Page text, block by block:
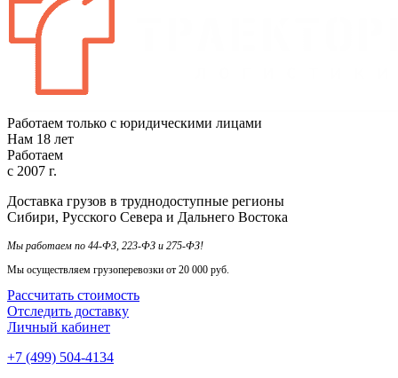
Работаем только с юридическими лицами
Нам 18 лет
Работаем
с 2007 г.
Доставка грузов в труднодоступные регионы
Сибири, Русского Севера и Дальнего Востока
Мы работаем по 44-ФЗ, 223-ФЗ и 275-ФЗ!
Мы осуществляем грузоперевозки от 20 000 руб.
Рассчитать стоимость
Отследить доставку
Личный кабинет
+7 (499) 504-4134